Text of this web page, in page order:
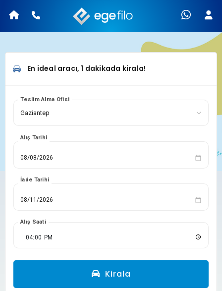
En ideal aracı, 1 dakikada kirala!
Teslim Alma Ofisi
Alış Tarihi
İade Tarihi
Alış Saati
Kirala